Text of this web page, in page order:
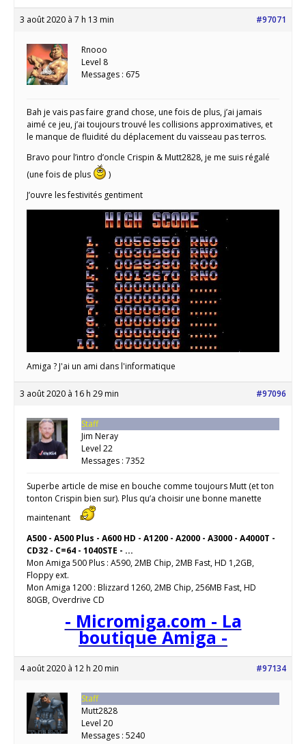
3 août 2020 à 7 h 13 min #97071
Rnooo
Level 8
Messages : 675
Bah je vais pas faire grand chose, une fois de plus, j’ai jamais
aimé ce jeu, j’ai toujours trouvé les collisions approximatives, et
le manque de fluidité du déplacement du vaisseau pas terros.
Bravo pour l’intro d’oncle Crispin & Mutt2828, je me suis régalé
(une fois de plus
)
J’ouvre les festivités gentiment
Amiga ? J'ai un ami dans l'informatique
3 août 2020 à 16 h 29 min #97096
Staff
Jim Neray
Level 22
Messages : 7352
Superbe article de mise en bouche comme toujours Mutt (et ton
tonton Crispin bien sur). Plus qu’a choisir une bonne manette
maintenant
A500 - A500 Plus - A600 HD - A1200 - A2000 - A3000 - A4000T -
CD32 - C=64 - 1040STE - ...
Mon Amiga 500 Plus : A590, 2MB Chip, 2MB Fast, HD 1,2GB,
Floppy ext.
Mon Amiga 1200 : Blizzard 1260, 2MB Chip, 256MB Fast, HD
80GB, Overdrive CD
- Micromiga.com - La
boutique Amiga -
4 août 2020 à 12 h 20 min #97134
Staff
Mutt2828
Level 20
Messages : 5240